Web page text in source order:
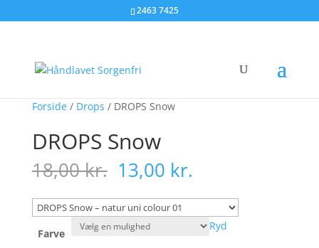
2463 7425
Forside/ Drops / DROPS Snow
Tilbud!
DROPS Snow
18,00kr. Den
oprindelige
pris
var:
18,00 kr..
13,00 kr.
pris
er:
13,00 kr..
Farve
Ryd
Tilbud!
Tilbud!